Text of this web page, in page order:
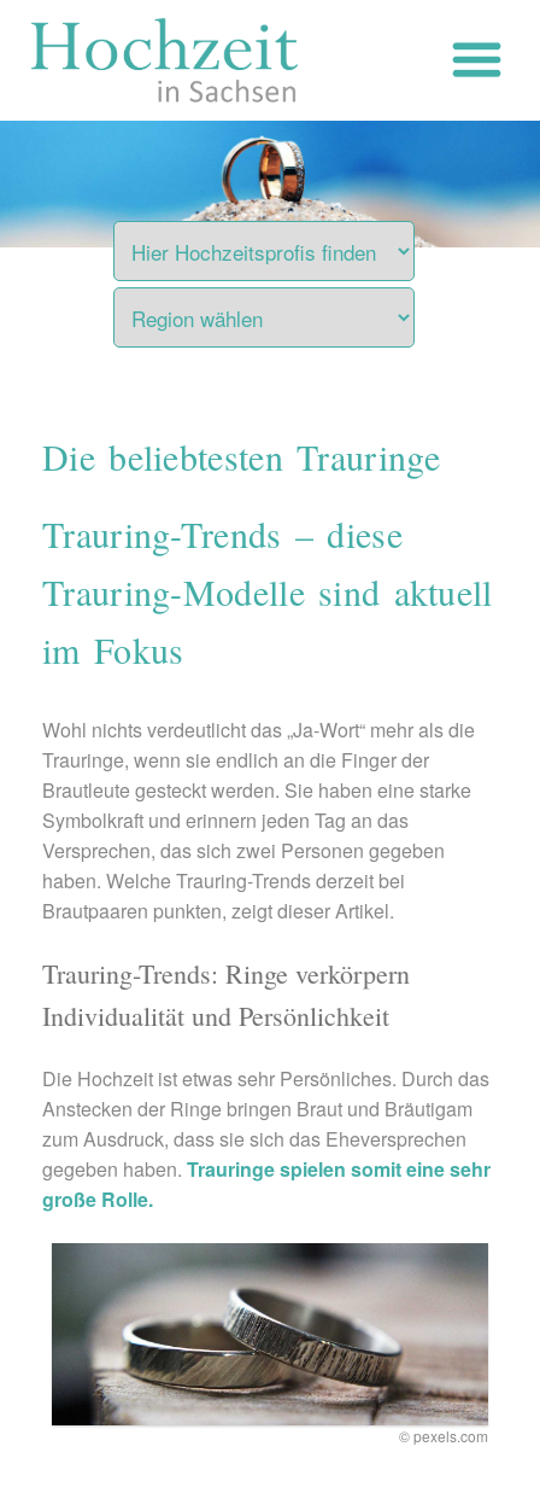
Inhalt
Die beliebtesten Trauringe
Trauring-Trends – diese
Trauring-Modelle sind aktuell
im Fokus
Wohl nichts verdeutlicht das „Ja-Wort“ mehr als die
Trauringe, wenn sie endlich an die Finger der
Brautleute gesteckt werden. Sie haben eine starke
Symbolkraft und erinnern jeden Tag an das
Versprechen, das sich zwei Personen gegeben
haben. Welche Trauring-Trends derzeit bei
Brautpaaren punkten, zeigt dieser Artikel.
Trauring-Trends: Ringe verkörpern
Individualität und Persönlichkeit
Die Hochzeit ist etwas sehr Persönliches. Durch das
Anstecken der Ringe bringen Braut und Bräutigam
zum Ausdruck, dass sie sich das Eheversprechen
gegeben haben. Trauringe spielen somit eine sehr
große Rolle.
© pexels.com